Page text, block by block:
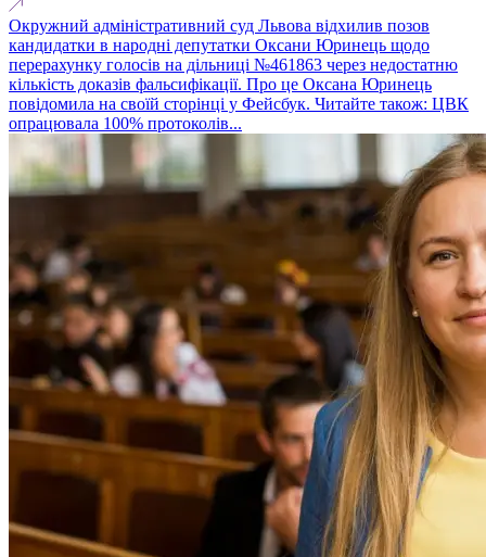
Окружний адміністративний суд Львова відхилив позов
кандидатки в народні депутатки Оксани Юринець щодо
перерахунку голосів на дільниці №461863 через недостатню
кількість доказів фальсифікації. Про це Оксана Юринець
повідомила на своїй сторінці у Фейсбук. Читайте також: ЦВК
опрацювала 100% протоколів...